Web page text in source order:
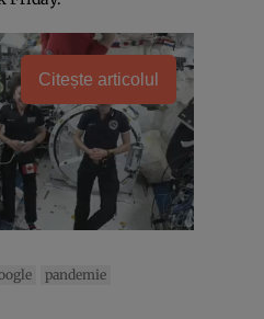
Citește articolul
pandemie